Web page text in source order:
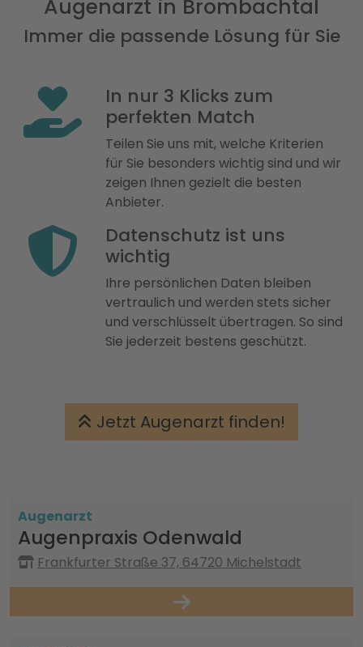
Augenarzt in Brombachtal
Immer die passende Lösung für Sie
In nur 3 Klicks zum
perfekten Match
Teilen Sie uns mit, welche Kriterien
für Sie besonders wichtig sind und wir
zeigen Ihnen gezielt die besten
Anbieter.
Datenschutz ist uns
wichtig
Ihre persönlichen Daten bleiben
vertraulich und werden stets sicher
und verschlüsselt übertragen. So sind
Sie jederzeit bestens geschützt.
Jetzt Augenarzt finden!
Augenarzt
Augenpraxis Odenwald
Frankfurter Straße 37, 64720 Michelstadt